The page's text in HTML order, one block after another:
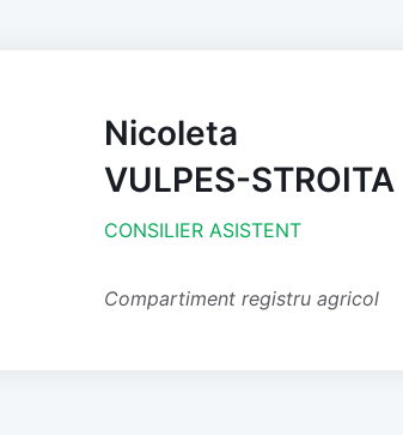
Nicoleta
VULPES-STROITA
CONSILIER ASISTENT
Compartiment registru agricol